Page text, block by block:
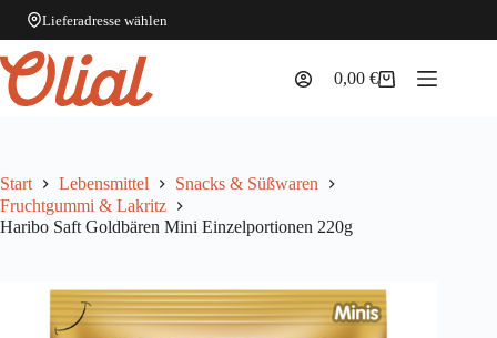
Lieferadresse wählen
Zum
Inhalt
springen
Warenkorb
0,00€
Start Lebensmittel
Snacks & Süßwaren
Fruchtgummi & Lakritz
Haribo Saft Goldbären Mini Einzelportionen 220g